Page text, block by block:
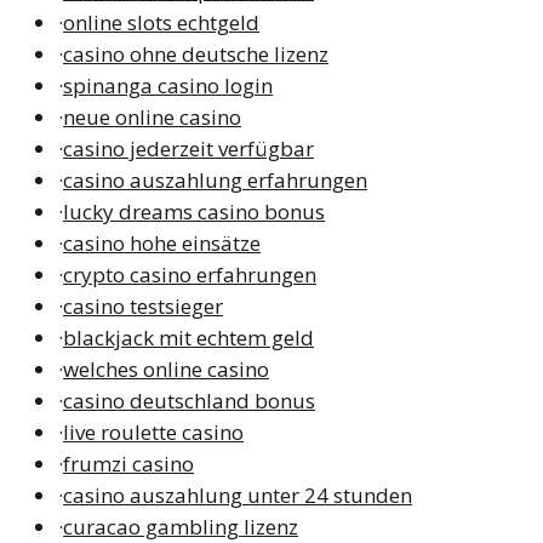
·online slots echtgeld
·casino ohne deutsche lizenz
·spinanga casino login
·neue online casino
·casino jederzeit verfügbar
·casino auszahlung erfahrungen
·lucky dreams casino bonus
·casino hohe einsätze
·crypto casino erfahrungen
·casino testsieger
·blackjack mit echtem geld
·welches online casino
·casino deutschland bonus
·live roulette casino
·frumzi casino
·casino auszahlung unter 24 stunden
·curacao gambling lizenz